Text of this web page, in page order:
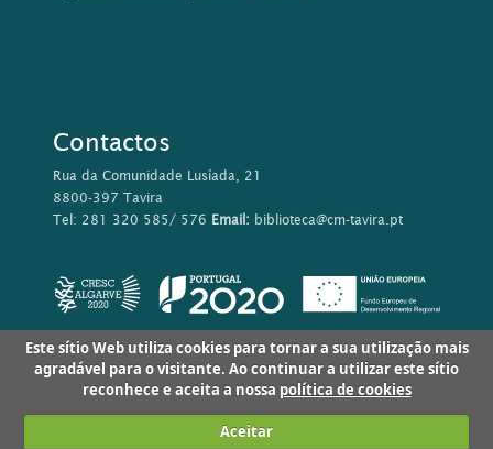
Contactos
Rua da Comunidade Lusíada, 21
8800-397 Tavira
Tel: 281 320 585/ 576 Email: biblioteca@cm-tavira.pt
Este sítio Web utiliza cookies para tornar a sua utilização mais
agradável para o visitante. Ao continuar a utilizar este sítio
reconhece e aceita a nossa política de cookies
Aceitar